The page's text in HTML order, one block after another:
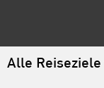
Alle Reiseziele